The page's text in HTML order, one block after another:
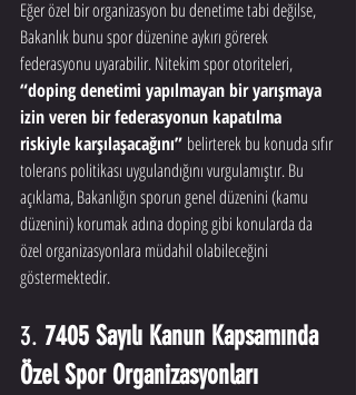
Eğer özel bir organizasyon bu denetime tabi değilse,
Bakanlık bunu spor düzenine aykırı görerek
federasyonu uyarabilir. Nitekim spor otoriteleri,
“doping denetimi yapılmayan bir yarışmaya
izin veren bir federasyonun kapatılma
riskiyle karşılaşacağını” belirterek bu konuda sıfır
tolerans politikası uygulandığını vurgulamıştır. Bu
açıklama, Bakanlığın sporun genel düzenini (kamu
düzenini) korumak adına doping gibi konularda da
özel organizasyonlara müdahil olabileceğini
göstermektedir.
3. 7405 Sayılı Kanun Kapsamında
Özel Spor Organizasyonları